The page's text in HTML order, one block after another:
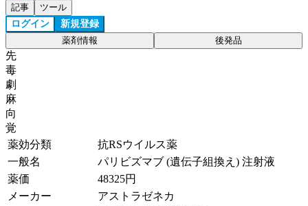
記事 ツール
ログイン 新規登録
薬剤情報 後発品
先
毒
劇
麻
向
覚
薬効分類
抗RSウイルス薬
一般名
パリビズマブ (遺伝子組換え) 注射液
薬価
48325円
メーカー
アストラゼネカ